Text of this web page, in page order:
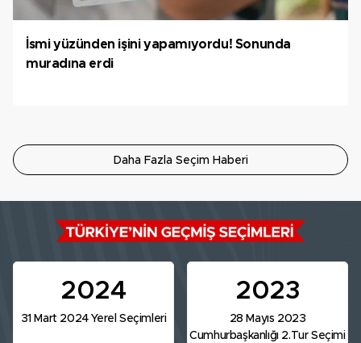
İsmi yüzünden işini yapamıyordu! Sonunda
muradına erdi
Daha Fazla Seçim Haberi
2024
31 Mart 2024 Yerel Seçimleri
2023
28 Mayıs 2023
Cumhurbaşkanlığı 2.Tur Seçimi